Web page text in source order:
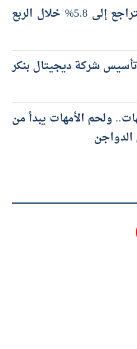
وزير التخطيط: البطالة تتراجع إلى 5.8% خلال الربع
تأسيس شركة ديجيتال بنكر
إلى 103 جنيهات.. ولحم الأمهات يبدأ من